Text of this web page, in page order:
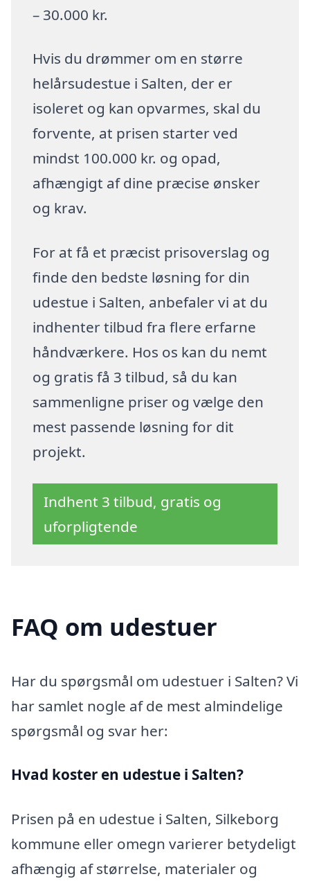
– 30.000 kr.
Hvis du drømmer om en større
helårsudestue i Salten, der er
isoleret og kan opvarmes, skal du
forvente, at prisen starter ved
mindst 100.000 kr. og opad,
afhængigt af dine præcise ønsker
og krav.
For at få et præcist prisoverslag og
finde den bedste løsning for din
udestue i Salten, anbefaler vi at du
indhenter tilbud fra flere erfarne
håndværkere. Hos os kan du nemt
og gratis få 3 tilbud, så du kan
sammenligne priser og vælge den
mest passende løsning for dit
projekt.
Indhent 3 tilbud, gratis og
uforpligtende
FAQ om udestuer
Har du spørgsmål om udestuer i Salten? Vi
har samlet nogle af de mest almindelige
spørgsmål og svar her:
Hvad koster en udestue i Salten?
Prisen på en udestue i Salten, Silkeborg
kommune eller omegn varierer betydeligt
afhængig af størrelse, materialer og